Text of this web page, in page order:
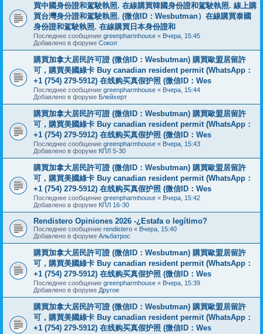
買中國身份證和駕駛執照. 在線購買韓國身份證和駕駛執照. 線上購
買台灣身分證和駕駛執照. (微信ID：Wesbutman）在線購買泰國
身份證和駕駛執照. 在線購買日本身份證和
Последнее сообщение greenpharmhouse « Вчера, 15:45
Добавлено в форуме Сокол
購買加拿大居民許可證 (微信ID：Wesbutman) 購買歐盟居留許
可，購買美國綠卡 Buy canadian resident permit (WhatsApp：
+1 (754) 279-5912) 在线购买真假护照 (微信ID：Wes
Последнее сообщение greenpharmhouse « Вчера, 15:44
Добавлено в форуме Блейхерт
購買加拿大居民許可證 (微信ID：Wesbutman) 購買歐盟居留許
可，購買美國綠卡 Buy canadian resident permit (WhatsApp：
+1 (754) 279-5912) 在线购买真假护照 (微信ID：Wes
Последнее сообщение greenpharmhouse « Вчера, 15:43
Добавлено в форуме КПЛ 5-30
購買加拿大居民許可證 (微信ID：Wesbutman) 購買歐盟居留許
可，購買美國綠卡 Buy canadian resident permit (WhatsApp：
+1 (754) 279-5912) 在线购买真假护照 (微信ID：Wes
Последнее сообщение greenpharmhouse « Вчера, 15:42
Добавлено в форуме КПЛ 16-30
Rendistero Opiniones 2026 -¿Estafa o legítimo?
Последнее сообщение rendistero « Вчера, 15:40
Добавлено в форуме Альбатрос
購買加拿大居民許可證 (微信ID：Wesbutman) 購買歐盟居留許
可，購買美國綠卡 Buy canadian resident permit (WhatsApp：
+1 (754) 279-5912) 在线购买真假护照 (微信ID：Wes
Последнее сообщение greenpharmhouse « Вчера, 15:39
Добавлено в форуме Другое
購買加拿大居民許可證 (微信ID：Wesbutman) 購買歐盟居留許
可，購買美國綠卡 Buy canadian resident permit (WhatsApp：
+1 (754) 279-5912) 在线购买真假护照 (微信ID：Wes